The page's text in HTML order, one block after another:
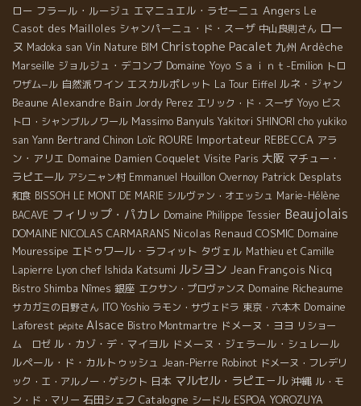
ロー フラール・ルージュ エマニュエル・ラセーニュ Angers Le
Casot des Mailloles シャンパーニュ・ド・スーザ 中山良則さん ロー
ヌ Madoka san Vin Nature BIM Christophe Pacalet 九州 Ardèche
Marseille ジョルジュ・デコンブ Domaine Yoyo Ｓａｉｎｔ-Emilion トロ
ワザム−ル 自然派ワイン エスカルポレット La Tour Eiffel ルネ・ジャン
Beaune Alexandre Bain Jordy Perez エリック・ド・スーザ Yoyo ビス
トロ・シャンブルノワール Massimo Banyuls Yakitori SHINORI cho yukiko
san Yann Bertrand Chinon Loïc ROURE Importateur REBECCA アラ
ン・アリエ Domaine Damien Coquelet Visite Paris 大阪 マチュー・
ラピエール アシニャン村 Emmanuel Houillon Overnoy Patrick Desplats
和食 BISSOH LE MONT DE MARIE シルヴァン・オエッシュ Marie-Hélène
BACAVE フィリップ・パカレ Domaine Philippe Tessier Beaujolais
DOMAINE NICOLAS CARMARANS Nicolas Renaud COSMIC Domaine
Mouressipe エドゥワール・ラフィット タヴェル Mathieu et Camille
Lapierre Lyon chef Ishida Katsumi ルシヨン Jean François Nicq
Bistro Shimba Nîmes 銀座 エクサン・プロヴァンス Domaine Richeaume
サカガミの日野さん ITO Yoshio ラモン・サヴェドラ 東京・六本木 Domaine
Laforest pépite Alsace Bistro Montmartre ドメーヌ・ヨヨ リショー
ム ロゼ ル・カゾ・デ・マイヨル ドメーヌ・ジェラール・シュレール
ルペール・ド・カルトゥッシュ Jean-Pierre Robinot ドメーヌ・フレデリ
ック・エ・アルノー・ゲシクト 日本 マルセル・ラピエ－ル 沖縄 ル・モ
ン・ド・マリー 石田シェフ Catalogne シードル ESPOA YOROZUYA